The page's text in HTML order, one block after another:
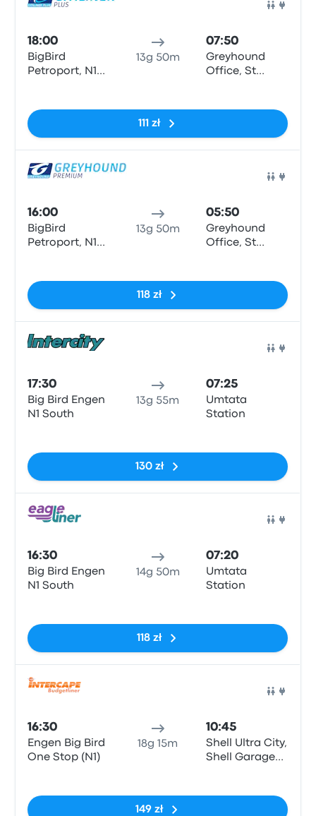
18:00
BigBird
Petroport, N1
13g 50m
07:50
Greyhound
Office, St
111 zł
16:00
BigBird
Petroport, N1
13g 50m
05:50
Greyhound
Office, St
118 zł
17:30
Big Bird Engen
N1 South
13g 55m
07:25
Umtata
Station
130 zł
16:30
Big Bird Engen
N1 South
14g 50m
07:20
Umtata
Station
118 zł
16:30
Engen Big Bird
One Stop (N1)
18g 15m
10:45
Shell Ultra City,
Shell Garage
149 zł